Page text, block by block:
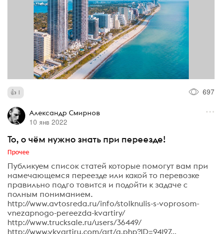
1 697
Александр Смирнов
10 янв 2022
То, о чём нужно знать при переезде!
Прочее
Публикуем список статей которые помогут вам при
намечающемся переезде или какой то перевозке
правильно подго товится и подойти к задаче с
полным пониманием.
http://www.avtosreda.ru/info/stolknulis-s-voprosom-
vnezapnogo-pereezda-kvartiry/
http://www.trucksale.ru/users/36449/
http://www.vkvartiru.com/art/a.php?ID=94197...